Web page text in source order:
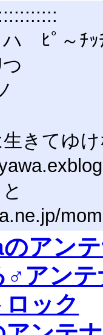
ﾋﾟ～ﾁｯ
きてゆ
アン
♂アンテ
ック